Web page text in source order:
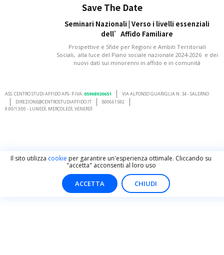
Save The Date
Seminari Nazionali | Verso i livelli essenziali
dell’Affido Familiare
Prospettive e Sfide per Regioni e Ambiti Territoriali
Sociali, alla luce del Piano sociale nazionale 2024-2026 e dei
nuovi dati sui minorenni in affido e in comunità
ASS. CENTRO STUDI AFFIDO APS- P.IVA:05968920651
VIA ALFONSO GUARIGLIA N. 34 - SALERNO
DIREZIONE@CENTROSTUDIAFFIDO.IT
800661592
9:00/13:00 - LUNEDÌ, MERCOLEDÌ, VENERDÌ
Il sito utilizza cookie per garantire un'esperienza ottimale. Cliccando su
"accetta" acconsenti al loro uso
ACCETTA CHIUDI